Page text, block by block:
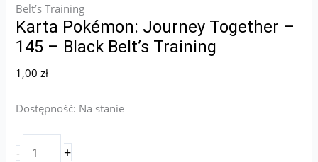
Belt’s Training
Karta Pokémon: Journey Together –
145 – Black Belt’s Training
1,00zł
Dostępność: Na stanie
- +